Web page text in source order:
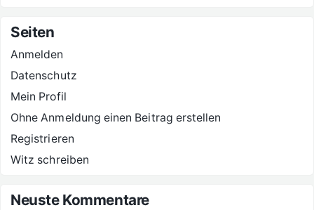
Seiten
Anmelden
Datenschutz
Mein Profil
Ohne Anmeldung einen Beitrag erstellen
Registrieren
Witz schreiben
Neuste Kommentare